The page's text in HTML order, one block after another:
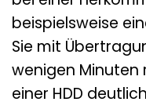
beispielsweise
Sie mit
wenigen Minuten
einer HDD